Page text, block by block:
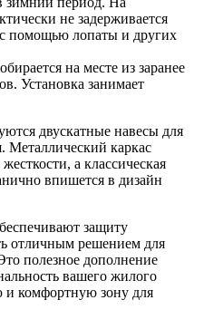
не задерживается
с помощью лопаты и других
на месте из заранее
Установка занимает
двускатные навесы для
Металлический каркас
а классическая
впишется в дизайн
защиту
отличным решением для
полезное дополнение
вашего жилого
и комфортную зону для